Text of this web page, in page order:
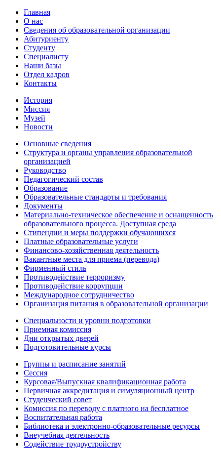
Главная
О нас
Сведения об образовательной организации
Абитуриенту
Студенту
Специалисту
Наши базы
Отдел кадров
Контакты
История
Миссия
Музей
Новости
Основные сведения
Структура и органы управления образовательной
организацией
Руководство
Педагогический состав
Образование
Образовательные стандарты и требования
Документы
Материально-техническое обеспечение и оснащенность
образовательного процесса. Доступная среда
Стипендии и меры поддержки обучающихся
Платные образовательные услуги
Финансово-хозяйственная деятельность
Вакантные места для приема (перевода)
Фирменный стиль
Противодействие терроризму
Противодействие коррупции
Международное сотрудничество
Организация питания в образовательной организации
Специальности и уровни подготовки
Приемная комиссия
Дни открытых дверей
Подготовительные курсы
Группы и расписание занятий
Сессия
Курсовая/Выпускная квалификационная работа
Первичная аккредитация и симуляционный центр
Студенческий совет
Комиссия по переводу с платного на бесплатное
Воспитательная работа
Библиотека и электронно-образовательные ресурсы
Внеучебная деятельность
Содействие трудоустройству